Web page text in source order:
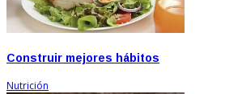
Construir mejores hábitos
Nutrición